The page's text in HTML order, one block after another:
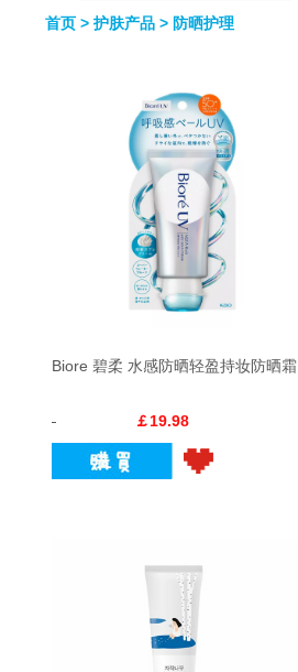
首页 > 护肤产品 > 防晒护理
Biore 碧柔 水感防晒轻盈持妆防晒霜
￡19.98